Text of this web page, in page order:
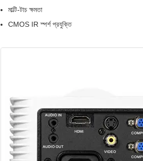
মাল্টি-টাচ ক্ষমতা
CMOS IR স্পর্শ প্রযুক্তি